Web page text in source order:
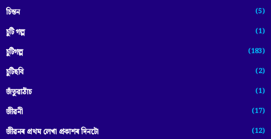
চিন্তন (5)
চুটি গল্প (1)
চুটিগল্প (183)
চুটিছবি (2)
জঁতুৱাঠাঁচ (1)
জীৱনী (17)
জীৱনৰ প্ৰথম লেখা প্ৰকাশৰ দিনটো (12)